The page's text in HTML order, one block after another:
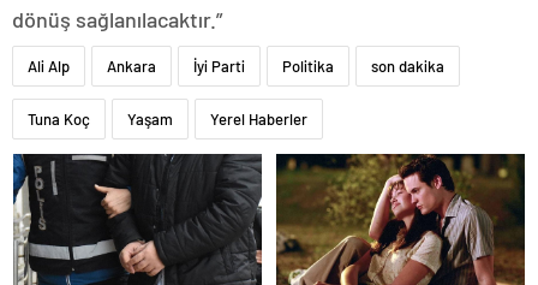
dönüş sağlanılacaktır.”
Ali Alp Ankara İyi Parti Politika son dakika
Tuna Koç Yaşam Yerel Haberler